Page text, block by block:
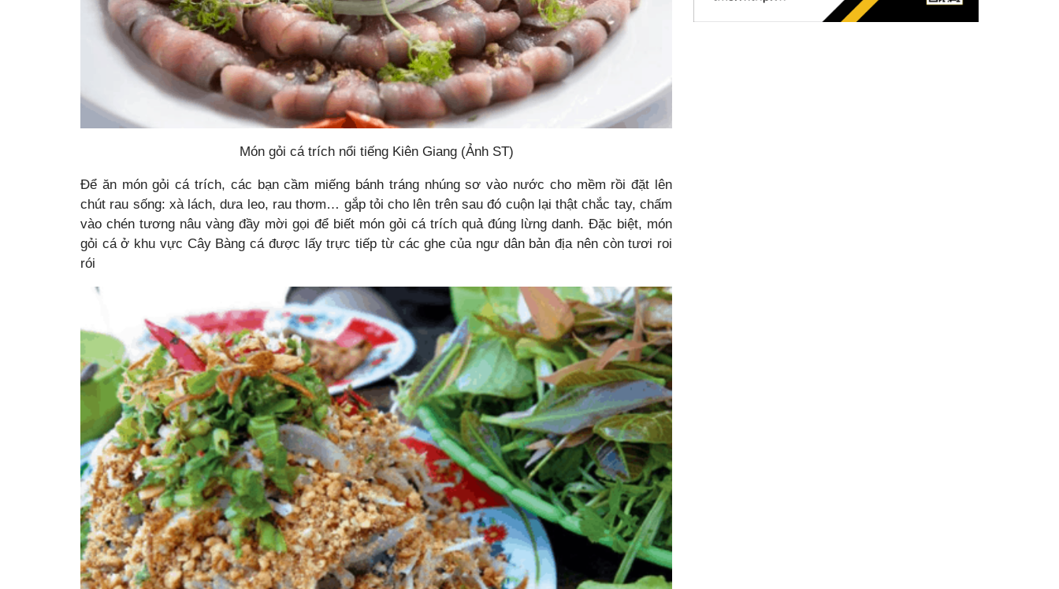
Món gỏi cá trích nổi tiếng Kiên Giang (Ảnh ST)
Để ăn món gỏi cá trích, các bạn cầm miếng bánh tráng nhúng sơ vào nước cho mềm rồi đặt lên
chút rau sống: xà lách, dưa leo, rau thơm… gắp tỏi cho lên trên sau đó cuộn lại thật chắc tay, chấm
vào chén tương nâu vàng đầy mời gọi để biết món gỏi cá trích quả đúng lừng danh. Đặc biệt, món
gỏi cá ở khu vực Cây Bàng cá được lấy trực tiếp từ các ghe của ngư dân bản địa nên còn tươi roi
rói